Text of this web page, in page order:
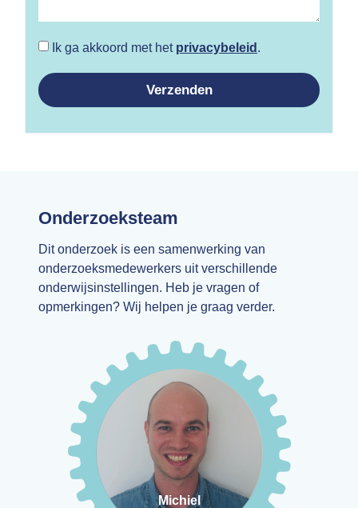
Ik ga akkoord met het privacybeleid .
Verzenden
Onderzoeksteam
Dit onderzoek is een samenwerking van
onderzoeksmedewerkers uit verschillende
onderwijsinstellingen. Heb je vragen of
opmerkingen? Wij helpen je graag verder.
Michiel
Michiel
Onderzoeker en
professionaliserings-
medewerker vanuit ExCEL Thomas
More